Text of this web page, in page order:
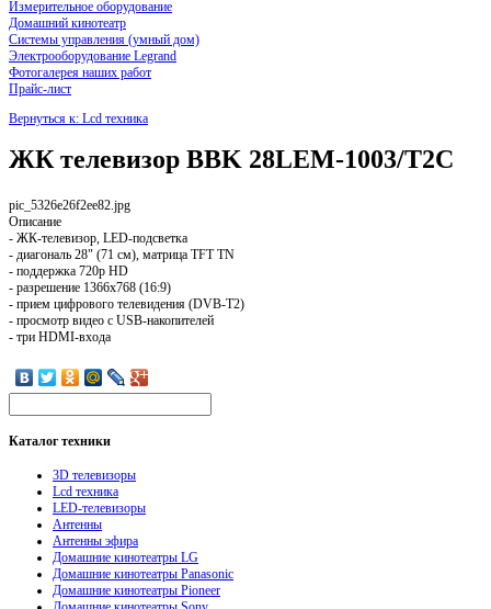
Измерительное оборудование
Домашний кинотеатр
Системы управления (умный дом)
Электрооборудование Legrand
Фотогалерея наших работ
Прайс-лист
Вернуться к: Lcd техника
ЖК телевизор BBK 28LEM-1003/T2C
pic_5326e26f2ee82.jpg
Описание
- ЖК-телевизор, LED-подсветка
- диагональ 28" (71 см), матрица TFT TN
- поддержка 720p HD
- разрешение 1366x768 (16:9)
- прием цифрового телевидения (DVB-T2)
- просмотр видео с USB-накопителей
- три HDMI-входа
Каталогтехники
3D телевизоры
Lcd техника
LED-телевизоры
Антенны
Антенны эфира
Домашние кинотеатры LG
Домашние кинотеатры Panasonic
Домашние кинотеатры Pioneer